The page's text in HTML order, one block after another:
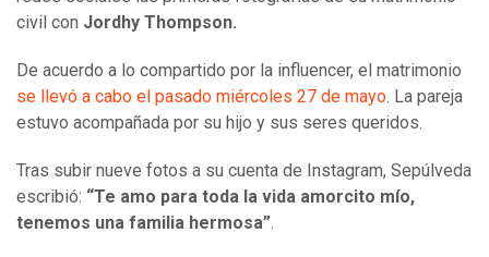
civil con Jordhy Thompson.
De acuerdo a lo compartido por la influencer, el matrimonio
se llevó a cabo el pasado miércoles 27 de mayo. La pareja
estuvo acompañada por su hijo y sus seres queridos.
Tras subir nueve fotos a su cuenta de Instagram, Sepúlveda
escribió: “Te amo para toda la vida amorcito mío,
tenemos una familia hermosa”.